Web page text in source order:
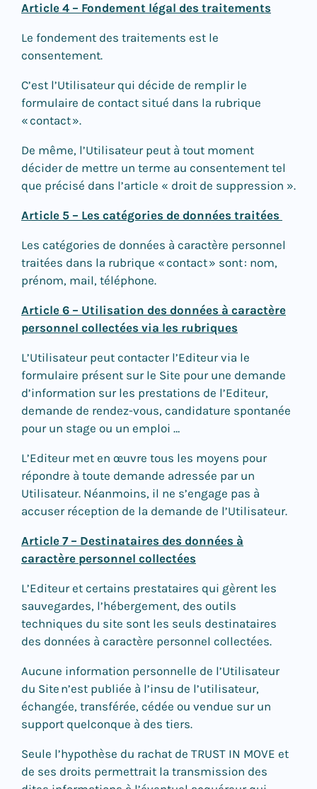
Article 4 – Fondement légal des traitements
Le fondement des traitements est le
consentement.
C’est l’Utilisateur qui décide de remplir le
formulaire de contact situé dans la rubrique
« contact ».
De même, l’Utilisateur peut à tout moment
décider de mettre un terme au consentement tel
que précisé dans l’article « droit de suppression ».
Article 5 – Les catégories de données traitées
Les catégories de données à caractère personnel
traitées dans la rubrique « contact » sont : nom,
prénom, mail, téléphone.
Article 6 – Utilisation des données à caractère
personnel collectées via les rubriques
L’Utilisateur peut contacter l’Editeur via le
formulaire présent sur le Site pour une demande
d’information sur les prestations de l’Editeur,
demande de rendez-vous, candidature spontanée
pour un stage ou un emploi …
L’Editeur met en œuvre tous les moyens pour
répondre à toute demande adressée par un
Utilisateur. Néanmoins, il ne s’engage pas à
accuser réception de la demande de l’Utilisateur.
Article 7 – Destinataires des données à
caractère personnel collectées
L’Editeur et certains prestataires qui gèrent les
sauvegardes, l’hébergement, des outils
techniques du site sont les seuls destinataires
des données à caractère personnel collectées.
Aucune information personnelle de l’Utilisateur
du Site n’est publiée à l’insu de l’utilisateur,
échangée, transférée, cédée ou vendue sur un
support quelconque à des tiers.
Seule l’hypothèse du rachat de TRUST IN MOVE et
de ses droits permettrait la transmission des